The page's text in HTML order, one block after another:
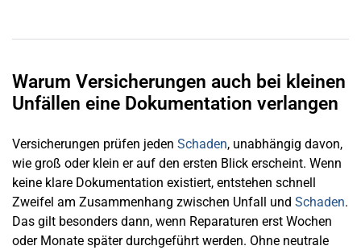
Warum Versicherungen auch bei kleinen
Unfällen eine Dokumentation verlangen
Versicherungen prüfen jeden Schaden, unabhängig davon,
wie groß oder klein er auf den ersten Blick erscheint. Wenn
keine klare Dokumentation existiert, entstehen schnell
Zweifel am Zusammenhang zwischen Unfall und Schaden.
Das gilt besonders dann, wenn Reparaturen erst Wochen
oder Monate später durchgeführt werden. Ohne neutrale